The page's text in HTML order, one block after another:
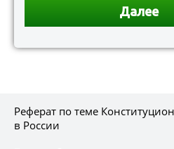
Реферат по теме
в России